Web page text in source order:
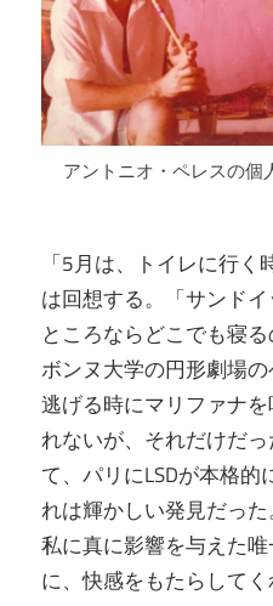
アントニオ・ペレスの個
「5月は、トイレに行
は回想する。「サンド
ところならどこでも寝
ボンヌ大学の円形劇場の
逃げる時にマリファナ
れないが、それだけだ
て、パリにLSDが本格
れは輝かしい発見だっ
私に真に影響を与えた
に、快感をもたらして